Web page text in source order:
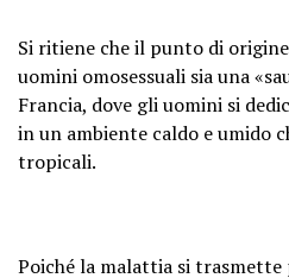
Si ritiene che il punto di
uomini omosessuali sia una
Francia, dove gli uomini si
in un ambiente caldo e umido
tropicali.
Poiché la malattia si trasmette